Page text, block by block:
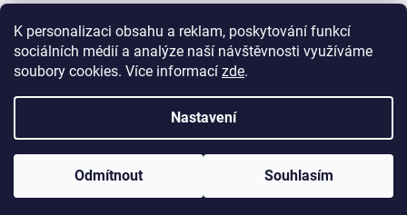
K personalizaci obsahu a reklam, poskytování funkcí
sociálních médií a analýze naší návštěvnosti využíváme
soubory cookies. Více informací zde.
Nastavení
Odmítnout Souhlasím
. Všechna práva vyhrazena.